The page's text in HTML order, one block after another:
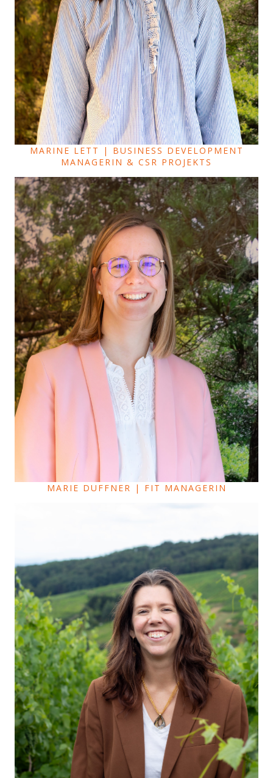
MARINE LETT | BUSINESS DEVELOPMENT
MANAGERIN & CSR PROJEKTS
MARIE DUFFNER | FIT MANAGERIN